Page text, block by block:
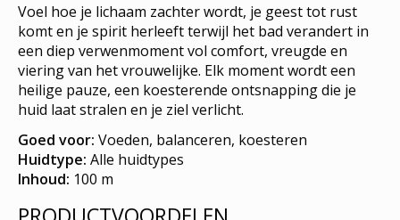
Voel hoe je lichaam zachter wordt, je geest tot rust
komt en je spirit herleeft terwijl het bad verandert in
een diep verwenmoment vol comfort, vreugde en
viering van het vrouwelijke. Elk moment wordt een
heilige pauze, een koesterende ontsnapping die je
huid laat stralen en je ziel verlicht.
Goed voor: Voeden, balanceren, koesteren
Huidtype: Alle huidtypes
Inhoud: 100 m